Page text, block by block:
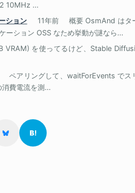
10MHz ...
ション
11年前
概要 OsmAnd はタ
ーション OSS なため挙動が謎なら...
VRAM) を使ってるけど、Stable
ペアリングして、waitForEvents でス
費電流を測...